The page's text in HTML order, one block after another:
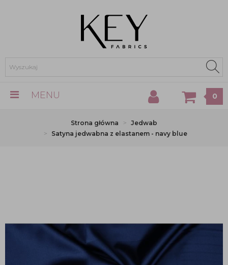
MENU 0
Strona główna
Jedwab
Satyna jedwabna z elastanem - navy blue